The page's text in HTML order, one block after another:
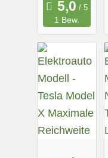
1 Bew.